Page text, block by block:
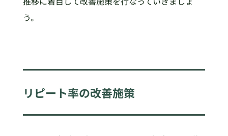
う。
リピート率の改善施策